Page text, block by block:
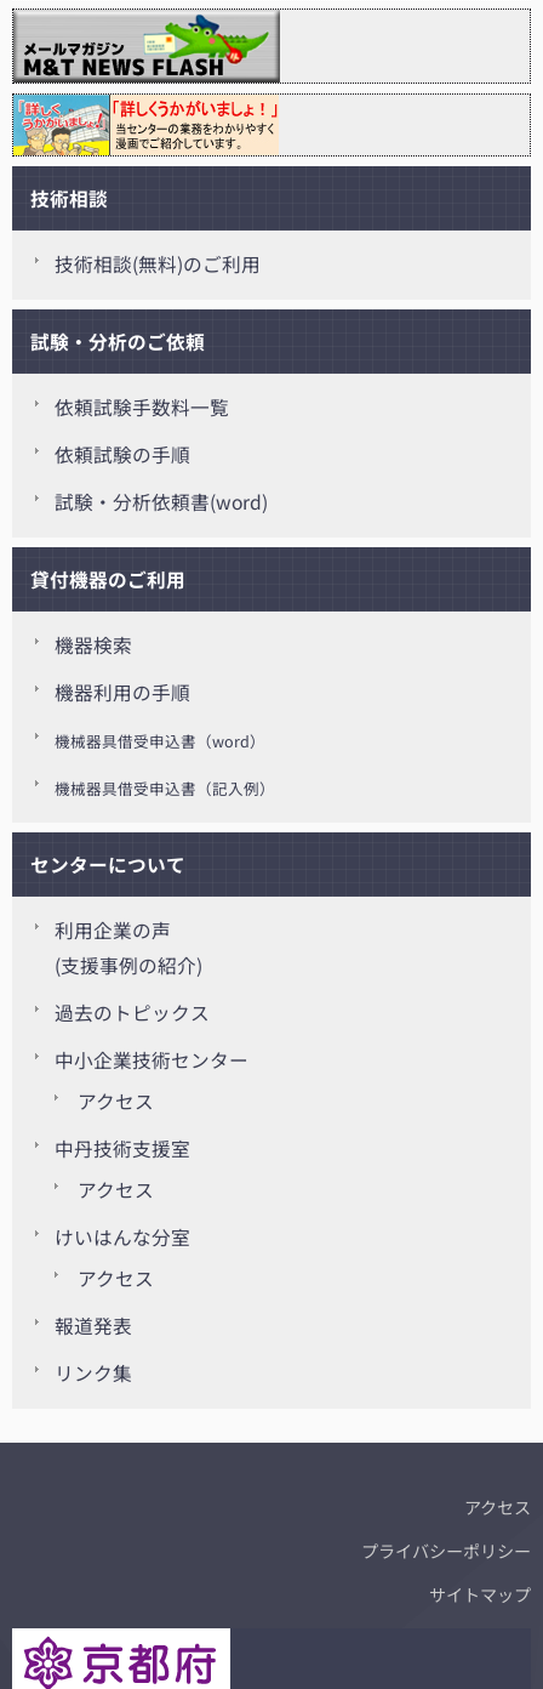
技術相談
技術相談(無料)のご利用
試験・分析のご依頼
依頼試験手数料一覧
依頼試験の手順
試験・分析依頼書(word)
貸付機器のご利用
機器検索
機器利用の手順
機械器具借受申込書（word）
機械器具借受申込書（記入例）
センターについて
利用企業の声
(支援事例の紹介)
過去のトピックス
中小企業技術センター
アクセス
中丹技術支援室
アクセス
けいはんな分室
アクセス
報道発表
リンク集
アクセス
プライバシーポリシー
サイトマップ